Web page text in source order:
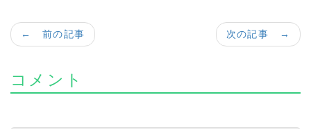
次の記事 →
← 前の記事
コメント